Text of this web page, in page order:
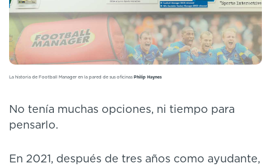
La historia de Football Manager en la pared de sus oficinas Philip Haynes
No tenía muchas opciones, ni tiempo para
pensarlo.
En 2021, después de tres años como ayudante,